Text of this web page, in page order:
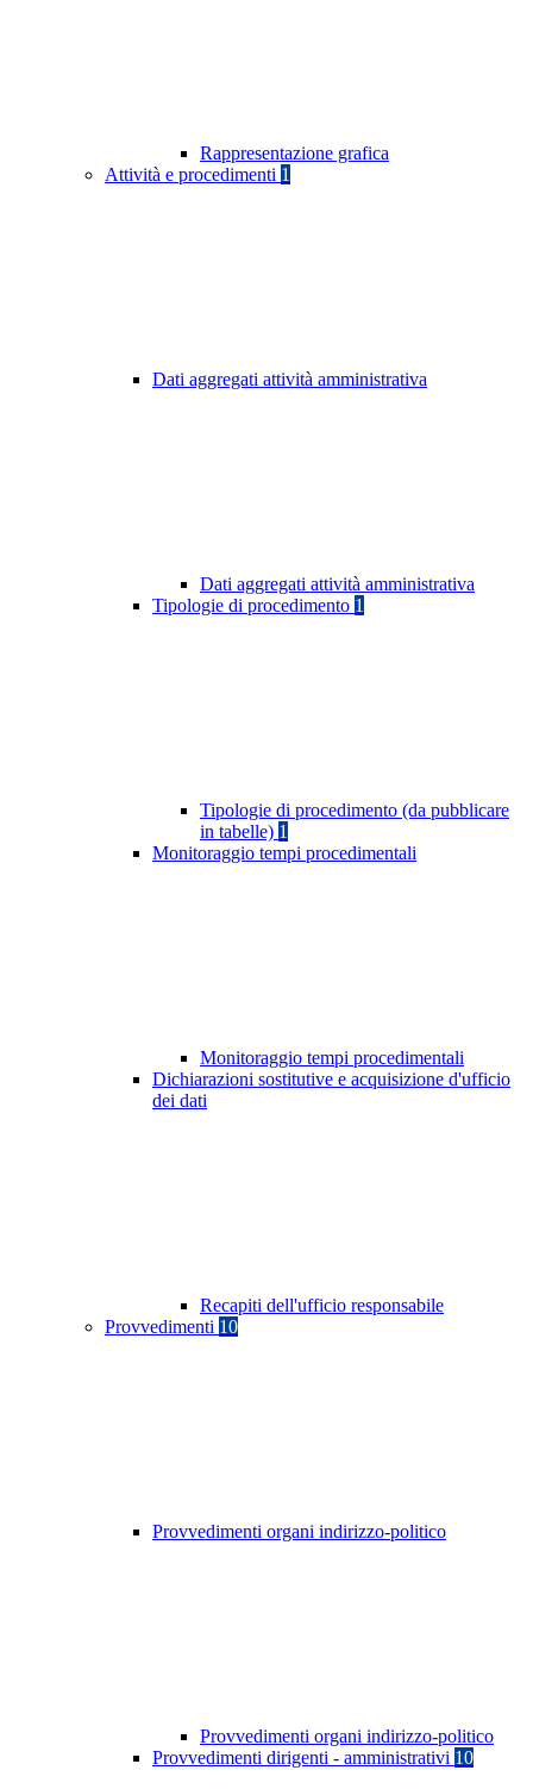
Rappresentazione grafica
Attività e procedimenti 1
Dati aggregati attività amministrativa
Dati aggregati attività amministrativa
Tipologie di procedimento 1
Tipologie di procedimento (da pubblicare
in tabelle) 1
Monitoraggio tempi procedimentali
Monitoraggio tempi procedimentali
Dichiarazioni sostitutive e acquisizione d'ufficio
dei dati
Recapiti dell'ufficio responsabile
Provvedimenti 10
Provvedimenti organi indirizzo-politico
Provvedimenti organi indirizzo-politico
Provvedimenti dirigenti - amministrativi 10